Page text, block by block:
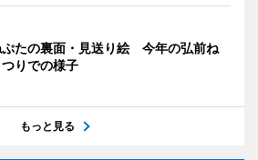
ぷたの裏面・見送り絵 今年の弘前ね
りでの様子
もっと見る